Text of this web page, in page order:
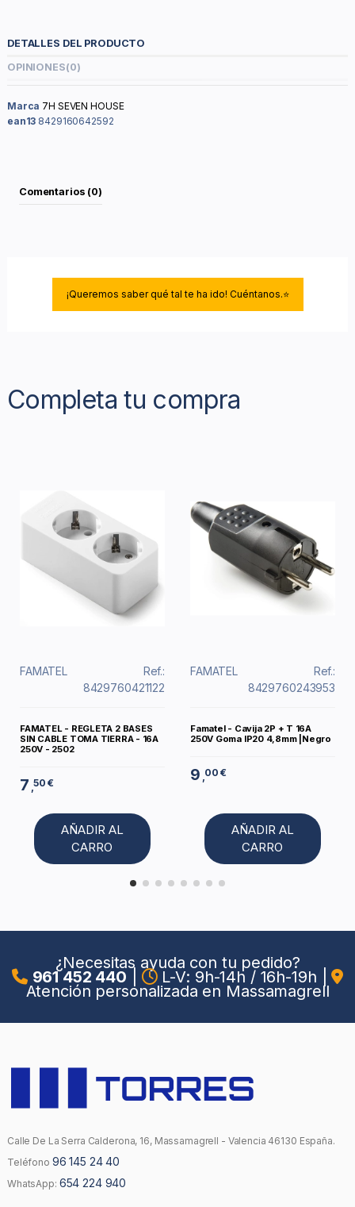
DETALLES DEL PRODUCTO
OPINIONES(0)
Marca 7H SEVEN HOUSE
ean13 8429160642592
Comentarios (0)
¡Queremos saber qué tal te ha ido! Cuéntanos.⭐
Completa tu compra
FAMATEL
Ref.:
8429760421122
FAMATEL - REGLETA 2 BASES
SIN CABLE TOMA TIERRA - 16A
250V - 2502
7 ,50 €
AÑADIR AL
CARRO
FAMATEL
Ref.:
8429760243953
Famatel - Cavija 2P + T 16A
250V Goma IP20 4,8mm |Negro
9 00 €
AÑADIR AL
CARRO
¿Necesitas ayuda con tu pedido?
961 452 440 L-V: 9h-14h / 16h-19h
Atención personalizada en Massamagrell
Calle De La Serra Calderona, 16, Massamagrell - Valencia 46130 España.
Teléfono 96 145 24 40
WhatsApp: 654 224 940